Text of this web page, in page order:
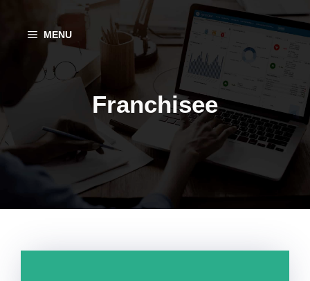
contenu
MENU
Franchisee